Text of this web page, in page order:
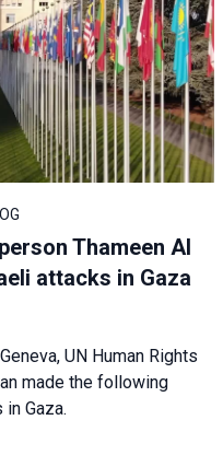
Thameen Al
attacks in Gaza
UN Human Rights
made the following
Gaza.